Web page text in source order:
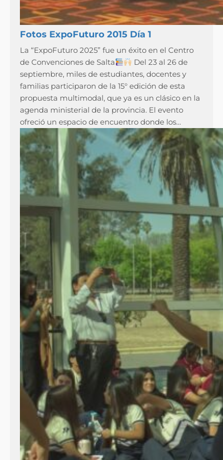
Fotos ExpoFuturo 2015 Día 1
La “ExpoFuturo 2025” fue un éxito en el Centro
de Convenciones de Salta
Del 23 al 26 de
septiembre, miles de estudiantes, docentes y
familias participaron de la 15° edición de esta
propuesta multimodal, que ya es un clásico en la
agenda ministerial de la provincia. El evento
ofreció un espacio de encuentro donde los…